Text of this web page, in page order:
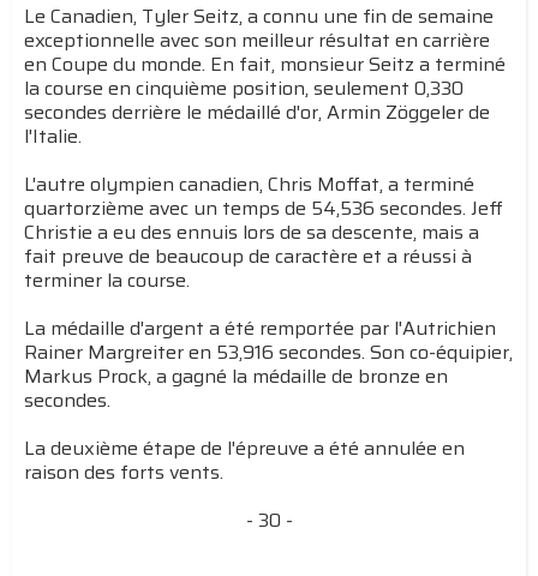
Le Canadien, Tyler Seitz, a connu une fin de semaine
exceptionnelle avec son meilleur résultat en carrière
en Coupe du monde. En fait, monsieur Seitz a terminé
la course en cinquième position, seulement 0,330
secondes derrière le médaillé d'or, Armin Zöggeler de
l'Italie.
L'autre olympien canadien, Chris Moffat, a terminé
quartorzième avec un temps de 54,536 secondes. Jeff
Christie a eu des ennuis lors de sa descente, mais a
fait preuve de beaucoup de caractère et a réussi à
terminer la course.
La médaille d'argent a été remportée par l'Autrichien
Rainer Margreiter en 53,916 secondes. Son co-équipier,
Markus Prock, a gagné la médaille de bronze en
secondes.
La deuxième étape de l'épreuve a été annulée en
raison des forts vents.
- 30 -